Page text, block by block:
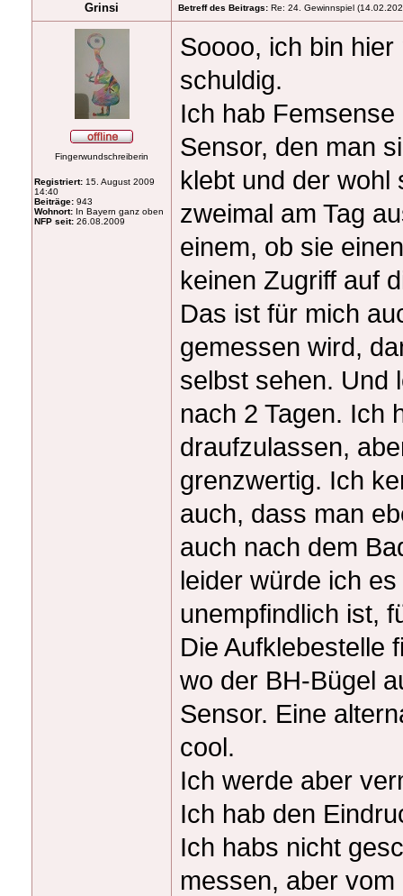
Grinsi Betreff des Beitrags: Re: 24. Gewinnspiel
Fingerwundschreiberin
Registriert: 15. August 2009
14:40
Beiträge: 943
Wohnort: In Bayern ganz oben
NFP seit: 26.08.2009
Soooo, ich bin
schuldig.
Ich hab
Sensor, den man
klebt und der wohl
zweimal am Tag
einem, ob sie
keinen Zugriff auf
Das ist für mich
gemessen wird,
selbst sehen. Und
nach 2 Tagen. Ich
draufzulassen,
grenzwertig. Ich
auch, dass man
auch nach dem
leider würde ich
unempfindlich ist,
Die Aufklebestelle
wo der BH-Bügel
Sensor. Eine
cool.
Ich werde aber
Ich hab den
Ich habs nicht
messen, aber